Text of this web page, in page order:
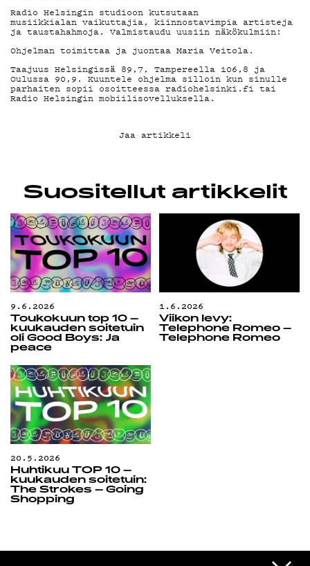
VIESTI
Radio Helsingin studioon kutsutaan
musiikkialan vaikuttajia, kiinnostavimpia artisteja
ja taustahahmoja. Valmistaudu uusiin näkökulmiin!
Ohjelman toimittaa ja juontaa Maria Veitola.
Taajuus Helsingissä 89,7, Tampereella 106,8 ja
Oulussa 90,9. Kuuntele ohjelma silloin kun sinulle
parhaiten sopii osoitteessa radiohelsinki.fi tai
Radio Helsingin mobiilisovelluksella.
Jaa artikkeli
Suositellut artikkelit
9.6.2026
Toukokuun top 10 –
kuukauden soitetuin
oli Good Boys: Ja
peace
1.6.2026
Viikon levy:
Telephone Romeo –
Telephone Romeo
20.5.2026
Huhtikuu TOP 10 –
kuukauden soitetuin:
The Strokes – Going
Shopping